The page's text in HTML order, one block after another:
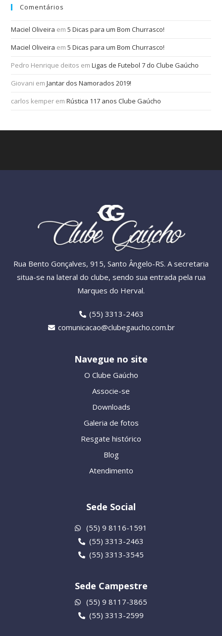
Comentários
Maciel Oliveira em5 Dicas para um Bom Churrasco!
Maciel Oliveira em5 Dicas para um Bom Churrasco!
Pedro Henrique deitos emLigas de Futebol 7 do Clube Gaúcho
Giovani emJantar dos Namorados 2019!
carlos kemper emRústica 117 anos Clube Gaúcho
Rua Bento Gonçalves, 915, Santo Ângelo-RS. A secretaria
situa-se na lateral do clube, sendo sua entrada pela rua
Marques do Herval.
(55) 3313-2463
comunicacao@clubegaucho.com.br
Navegue no site
O Clube Gaúcho
Associe-se
Downloads
Galeria de fotos
Resgate histórico
Blog
Atendimento
Sede Social
(55) 9 8116-1591
(55) 3313-2463
(55) 3313-3545
Sede Campestre
(55) 9 8117-3865
(55) 3313-2599